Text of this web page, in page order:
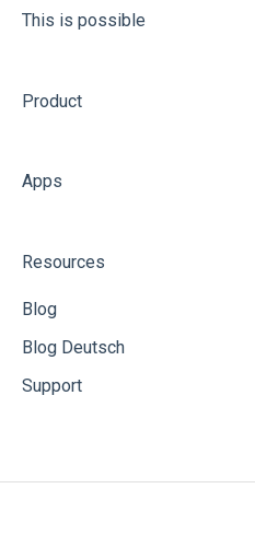
This is possible
Product
Apps
Resources
Blog
Blog Deutsch
Support